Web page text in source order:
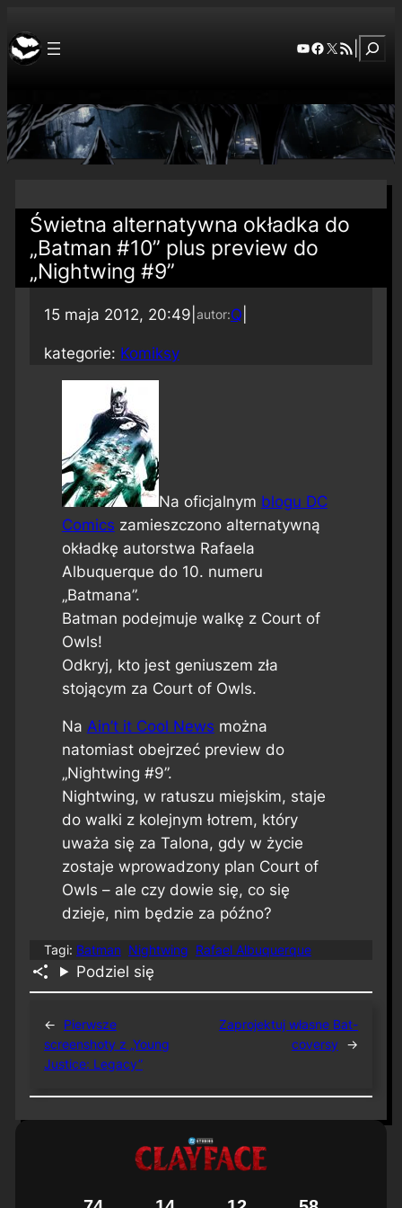
YouTube
Facebook
X RSS Feed
Świetna alternatywna okładka do
„Batman #10” plus preview do
„Nightwing #9”
15 maja 2012, 20:49 autor:Q
kategorie: Komiksy
Na oficjalnym blogu DC
Comics zamieszczono alternatywną
okładkę autorstwa Rafaela
Albuquerque do 10. numeru
„Batmana”.
Batman podejmuje walkę z Court of
Owls!
Odkryj, kto jest geniuszem zła
stojącym za Court of Owls.
Na Ain’t it Cool News można
natomiast obejrzeć preview do
„Nightwing #9”.
Nightwing, w ratuszu miejskim, staje
do walki z kolejnym łotrem, który
uważa się za Talona, gdy w życie
zostaje wprowadzony plan Court of
Owls – ale czy dowie się, co się
dzieje, nim będzie za późno?
Tagi: Batman Nightwing Rafael Albuquerque
Podziel się
←
Pierwsze
screenshoty z „Young
Justice: Legacy”
Zaprojektuj własne Bat-
coversy
→